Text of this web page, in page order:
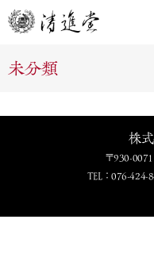
未分類
株
〒930-
TEL：076-424-